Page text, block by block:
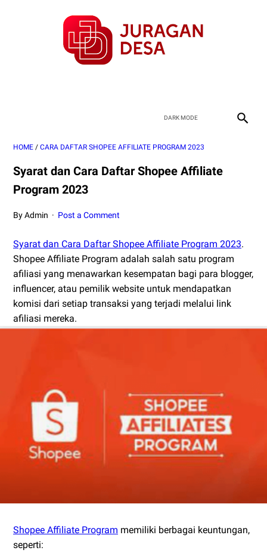
HOME / CARA DAFTAR SHOPEE AFFILIATE PROGRAM 2023
Syarat dan Cara Daftar Shopee Affiliate
Program 2023
By Admin Post a Comment
Syarat dan Cara Daftar Shopee Affiliate Program 2023.
Shopee Affiliate Program adalah salah satu program
afiliasi yang menawarkan kesempatan bagi para blogger,
influencer, atau pemilik website untuk mendapatkan
komisi dari setiap transaksi yang terjadi melalui link
afiliasi mereka.
Shopee Affiliate Program memiliki berbagai keuntungan,
seperti: